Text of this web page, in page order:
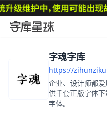
字魂字库
https://
企业、设计师都
供千套正版字体
字体。